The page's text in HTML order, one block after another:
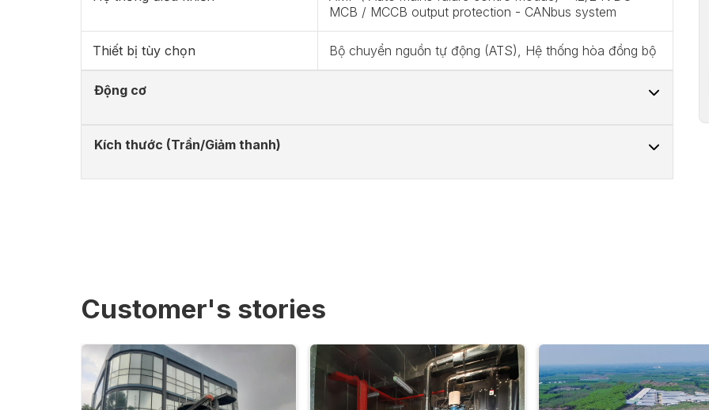
MCB / MCCB output protection - CANbus system
Thiết bị tùy chọn Bộ chuyển nguồn tự động (ATS), Hệ thống hòa đồng bộ
Động cơ
Kích thước (Trần/Giảm thanh)
Customer's stories